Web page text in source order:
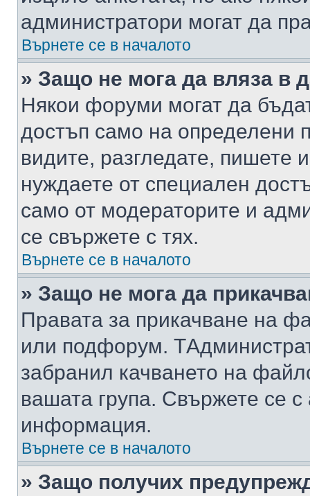
администратори могат да
Върнете се в началото
» Защо не мога да вляза в
Някои форуми могат да
достъп само на определени
видите, разгледате, пишете
нуждаете от специален
само от модераторите и
се свържете с тях.
Върнете се в началото
» Защо не мога да
Правата за прикачване на
или подфорум.
забранил качването на
вашата група. Свържете се
информация.
Върнете се в началото
» Защо получих